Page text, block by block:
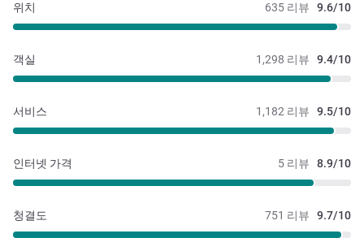
635 리뷰 9.6/10
위치
1,298 리뷰 9.4/10
객실
1,182 리뷰 9.5/10
서비스
5 리뷰 8.9/10
인터넷 가격
751 리뷰 9.7/10
청결도